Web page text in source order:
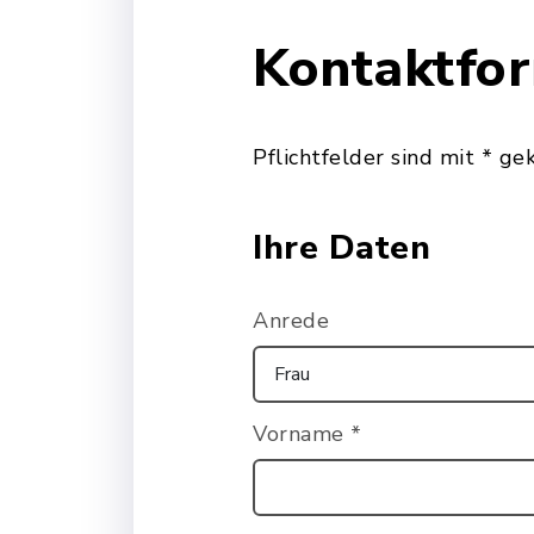
Pflichtfelder sind mit *
Ihre Daten
Anrede
Vorname *